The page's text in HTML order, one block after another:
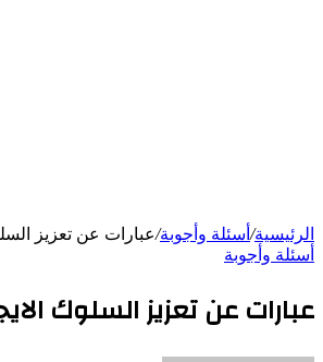
الرئيسية/ أسئلة وأجوبة/عبارات عن تعزيز
أسئلة وأجوبة
عبارات عن تعزيز السلوك